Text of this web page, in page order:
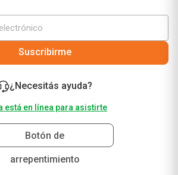
Suscribirme
¿Necesitás ayuda?
está en línea para asistirte
Botón de
arrepentimiento